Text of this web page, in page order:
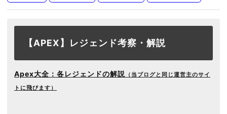
【APEX】レジェンド考察・解説
Apex大全：各レジェンドの解説 （当ブログと同じ運営主のサイ
トに飛びます）